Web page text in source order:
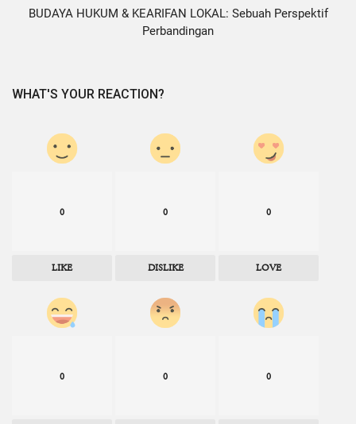
BUDAYA HUKUM & KEARIFAN LOKAL: Sebuah Perspektif
Perbandingan
WHAT'S YOUR REACTION?
0
LIKE
0
DISLIKE
0
LOVE
0 0 0